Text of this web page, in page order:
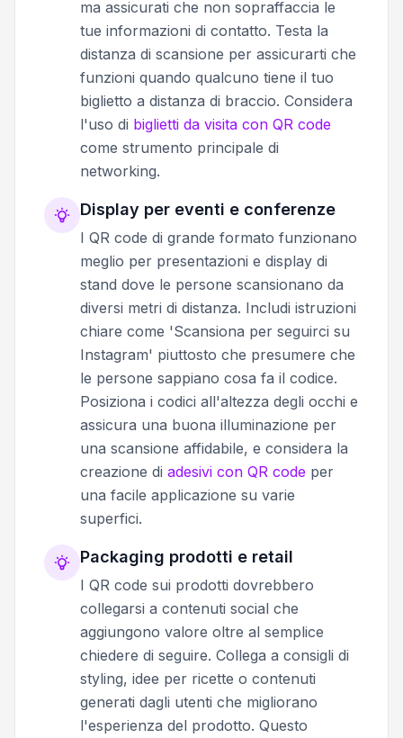
ma assicurati che non sopraffaccia le
tue informazioni di contatto. Testa la
distanza di scansione per assicurarti che
funzioni quando qualcuno tiene il tuo
biglietto a distanza di braccio. Considera
l'uso di biglietti da visita con QR code
come strumento principale di
networking.
Display per eventi e conferenze
I QR code di grande formato funzionano
meglio per presentazioni e display di
stand dove le persone scansionano da
diversi metri di distanza. Includi istruzioni
chiare come 'Scansiona per seguirci su
Instagram' piuttosto che presumere che
le persone sappiano cosa fa il codice.
Posiziona i codici all'altezza degli occhi e
assicura una buona illuminazione per
una scansione affidabile, e considera la
creazione di adesivi con QR code per
una facile applicazione su varie
superfici.
Packaging prodotti e retail
I QR code sui prodotti dovrebbero
collegarsi a contenuti social che
aggiungono valore oltre al semplice
chiedere di seguire. Collega a consigli di
styling, idee per ricette o contenuti
generati dagli utenti che migliorano
l'esperienza del prodotto. Questo